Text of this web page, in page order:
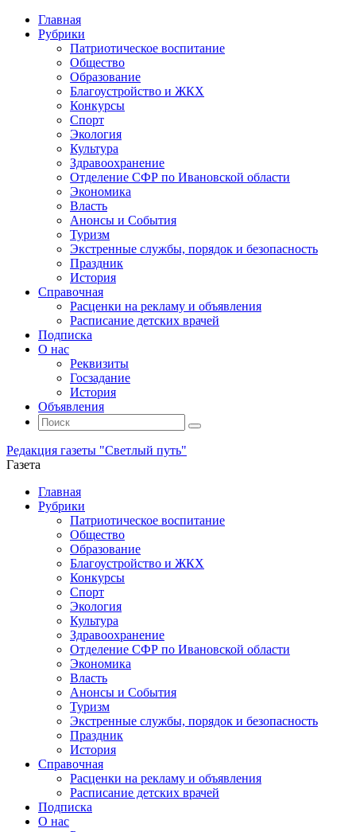
Главная
Рубрики
Патриотическое воспитание
Общество
Образование
Благоустройство и ЖКХ
Конкурсы
Спорт
Экология
Культура
Здравоохранение
Отделение СФР по Ивановской области
Экономика
Власть
Анонсы и События
Туризм
Экстренные службы, порядок и безопасность
Праздник
История
Справочная
Расценки на рекламу и объявления
Расписание детских врачей
Подписка
О нас
Реквизиты
Госзадание
История
Объявления
Поиск
Искать:
Поиск
Редакция газеты "Светлый путь"
Газета
Промотать
содержимому
Главная
Рубрики
Патриотическое воспитание
Общество
Образование
Благоустройство и ЖКХ
Конкурсы
Спорт
Экология
Культура
Здравоохранение
Отделение СФР по Ивановской области
Экономика
Власть
Анонсы и События
Туризм
Экстренные службы, порядок и безопасность
Праздник
История
Справочная
Расценки на рекламу и объявления
Расписание детских врачей
Подписка
О нас